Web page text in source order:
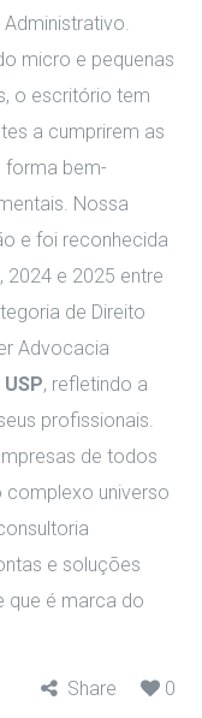
micro e pequenas
o escritório tem
a cumprirem as
forma bem-
Nossa
e foi reconhecida
2024 e 2025 entre
de Direito
Advocacia
USP, refletindo a
profissionais.
de todos
complexo universo
e soluções
que é marca do
Share 0